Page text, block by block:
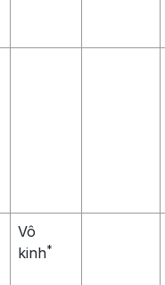
Vô
kinh*